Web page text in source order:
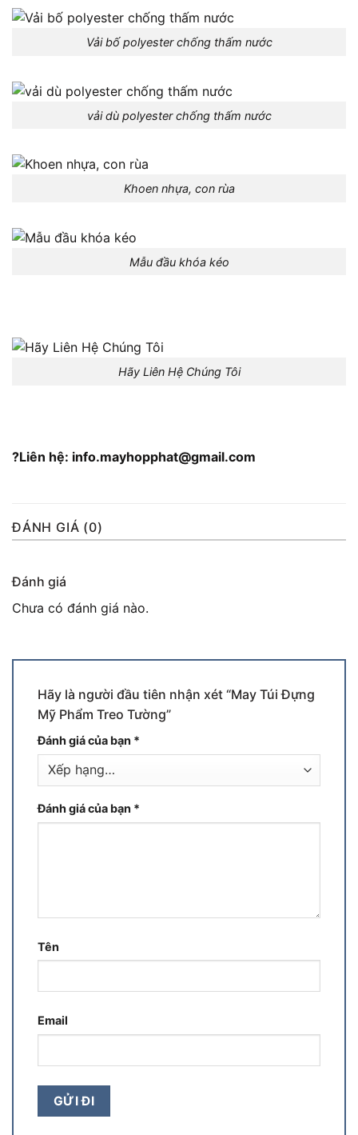
Vải bố polyester chống thấm nước
vải dù polyester chống thấm nước
Khoen nhựa, con rùa
Mẫu đầu khóa kéo
Hãy Liên Hệ Chúng Tôi
?Liên hệ: info.mayhopphat@gmail.com
ĐÁNH GIÁ (0)
Đánh giá
Chưa có đánh giá nào.
Hãy là người đầu tiên nhận xét “May Túi Đựng
Mỹ Phẩm Treo Tường”
Đánh giá của bạn *
Đánh giá của bạn *
Tên
Email